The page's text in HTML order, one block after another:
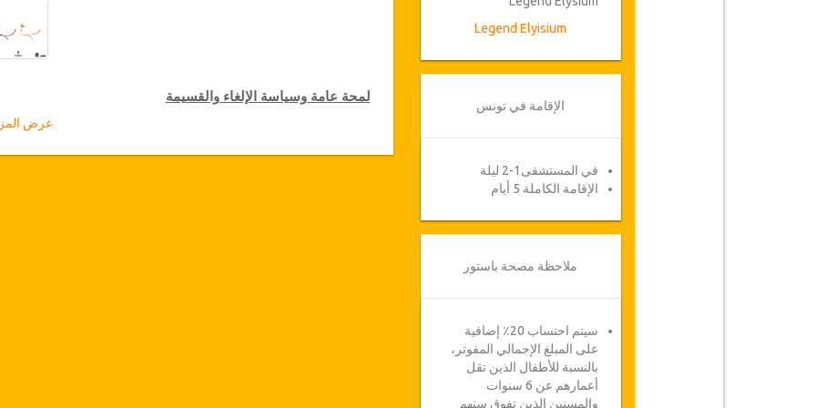
لمحة عامة وسياسة الإلغاء والقسيمة
لمحة عامة
عرض
Legend Elyisium
الإقامة في تونس
في المستشفى1-2 ليلة
الإقامة الكاملة 5 أيام
ملاحظة مصحة باستور
سيتم احتساب 20٪ إضافية
على المبلغ الإجمالي المفوتر،
بالنسبة للأطفال الذين تقل
أعمارهم عن 6 سنوات
والمسنين الذين تفوق سنهم